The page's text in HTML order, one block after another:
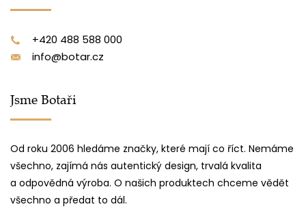
+420 488 588 000
info@botar.cz
Jsme Botaři
Od roku 2006 hledáme značky, které mají co říct. Nemáme
všechno, zajímá nás autentický design, trvalá kvalita
a odpovědná výroba. O našich produktech chceme vědět
všechno a předat to dál.